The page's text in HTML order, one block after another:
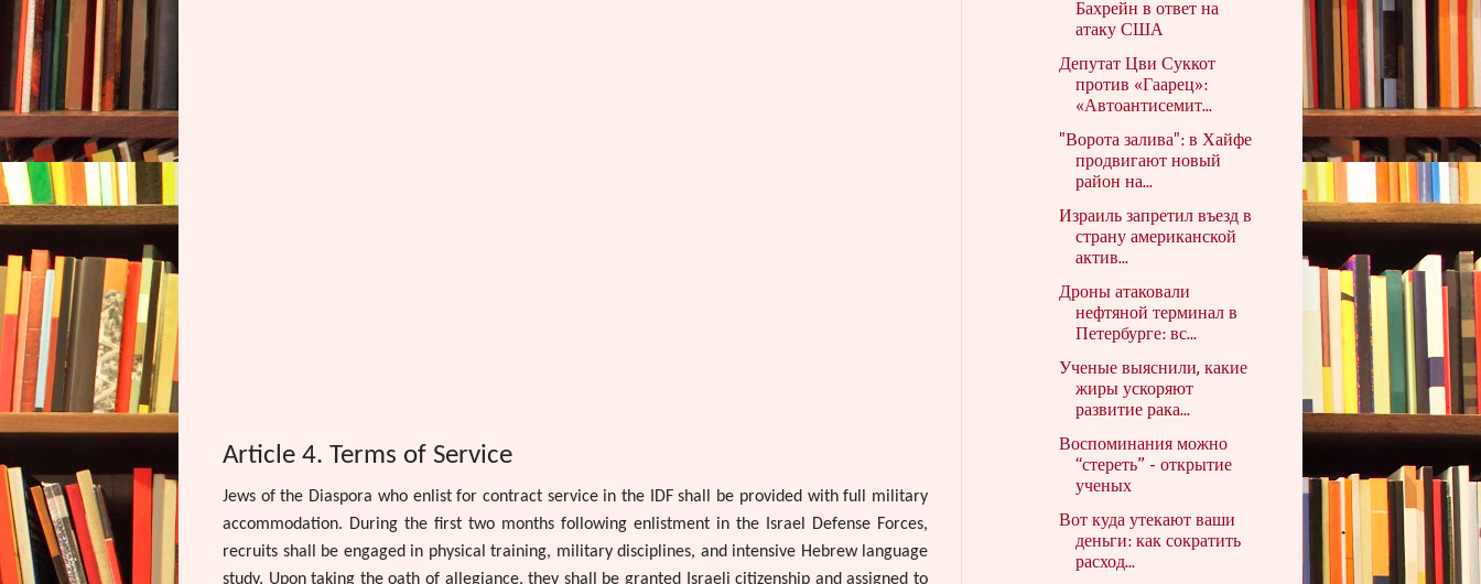
Article 4. Terms of Service
Jews of the Diaspora who enlist for contract service in the IDF shall be provided with full military
accommodation. During the first two months following enlistment in the Israel Defense Forces,
recruits shall be engaged in physical training, military disciplines, and intensive Hebrew language
study. Upon taking the oath of allegiance, they shall be granted Israeli citizenship and assigned to
Бахрейн в ответ на
атаку США
Депутат Цви Суккот
против «Гаарец»:
«Автоантисемит...
"Ворота залива": в Хайфе
продвигают новый
район на...
Израиль запретил въезд в
страну американской
актив...
Дроны атаковали
нефтяной терминал в
Петербурге: вс...
Ученые выяснили, какие
жиры ускоряют
развитие рака...
Воспоминания можно
“стереть” - открытие
ученых
Вот куда утекают ваши
деньги: как сократить
расход...